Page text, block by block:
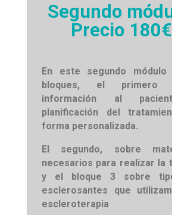
Segundo
Precio 180€
En este segundo módulo
bloques, el primero
información al
planificación del
forma personalizada.
El segundo, sobre
necesarios para realizar la
y el bloque 3 sobre
esclerosantes que
escleroterapia